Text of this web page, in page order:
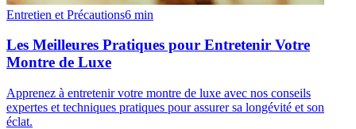
Entretien et Précautions6 min
Les Meilleures Pratiques pour Entretenir Votre
Montre de Luxe
Apprenez à entretenir votre montre de luxe avec nos conseils
expertes et techniques pratiques pour assurer sa longévité et son
éclat.